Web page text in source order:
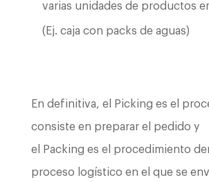
varias unidades de productos
(Ej. caja con packs de aguas)
En definitiva, el Picking es el
consiste en preparar el pedido y
el Packing es el procedimiento
proceso logístico en el que se